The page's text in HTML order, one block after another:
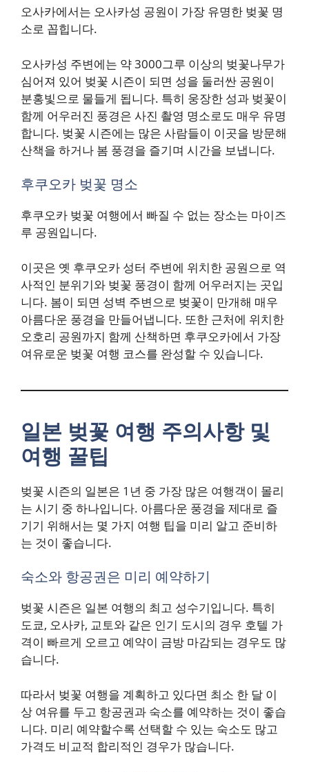
오사카에서는 오사카성 공원이 가장 유명한 벚꽃 명
소로 꼽힙니다.
오사카성 주변에는 약 3000그루 이상의 벚꽃나무가
심어져 있어 벚꽃 시즌이 되면 성을 둘러싼 공원이
분홍빛으로 물들게 됩니다. 특히 웅장한 성과 벚꽃이
함께 어우러진 풍경은 사진 촬영 명소로도 매우 유명
합니다. 벚꽃 시즌에는 많은 사람들이 이곳을 방문해
산책을 하거나 봄 풍경을 즐기며 시간을 보냅니다.
후쿠오카 벚꽃 명소
후쿠오카 벚꽃 여행에서 빠질 수 없는 장소는 마이즈
루 공원입니다.
이곳은 옛 후쿠오카 성터 주변에 위치한 공원으로 역
사적인 분위기와 벚꽃 풍경이 함께 어우러지는 곳입
니다. 봄이 되면 성벽 주변으로 벚꽃이 만개해 매우
아름다운 풍경을 만들어냅니다. 또한 근처에 위치한
오호리 공원까지 함께 산책하면 후쿠오카에서 가장
여유로운 벚꽃 여행 코스를 완성할 수 있습니다.
일본 벚꽃 여행 주의사항 및
여행 꿀팁
벚꽃 시즌의 일본은 1년 중 가장 많은 여행객이 몰리
는 시기 중 하나입니다. 아름다운 풍경을 제대로 즐
기기 위해서는 몇 가지 여행 팁을 미리 알고 준비하
는 것이 좋습니다.
숙소와 항공권은 미리 예약하기
벚꽃 시즌은 일본 여행의 최고 성수기입니다. 특히
도쿄, 오사카, 교토와 같은 인기 도시의 경우 호텔 가
격이 빠르게 오르고 예약이 금방 마감되는 경우도 많
습니다.
따라서 벚꽃 여행을 계획하고 있다면 최소 한 달 이
상 여유를 두고 항공권과 숙소를 예약하는 것이 좋습
니다. 미리 예약할수록 선택할 수 있는 숙소도 많고
가격도 비교적 합리적인 경우가 많습니다.